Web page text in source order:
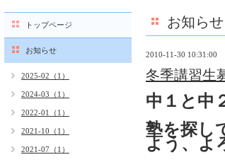
お知らせ
2010-11-30 10:31:00
冬季講習生
中１と中
塾を探し
よう、よ
トップページ
お知らせ
2025-02（1）
2024-03（1）
2022-01（1）
2021-10（1）
2021-07（1）